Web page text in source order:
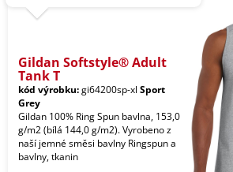
Gildan Softstyle® Adult
Tank T
kód výrobku:gi64200sp-xl Sport
Grey
Gildan 100% Ring Spun bavlna, 153,0
g/m2 (bílá 144,0 g/m2). Vyrobeno z
naší jemné směsi bavlny Ringspun a
bavlny, tkanin